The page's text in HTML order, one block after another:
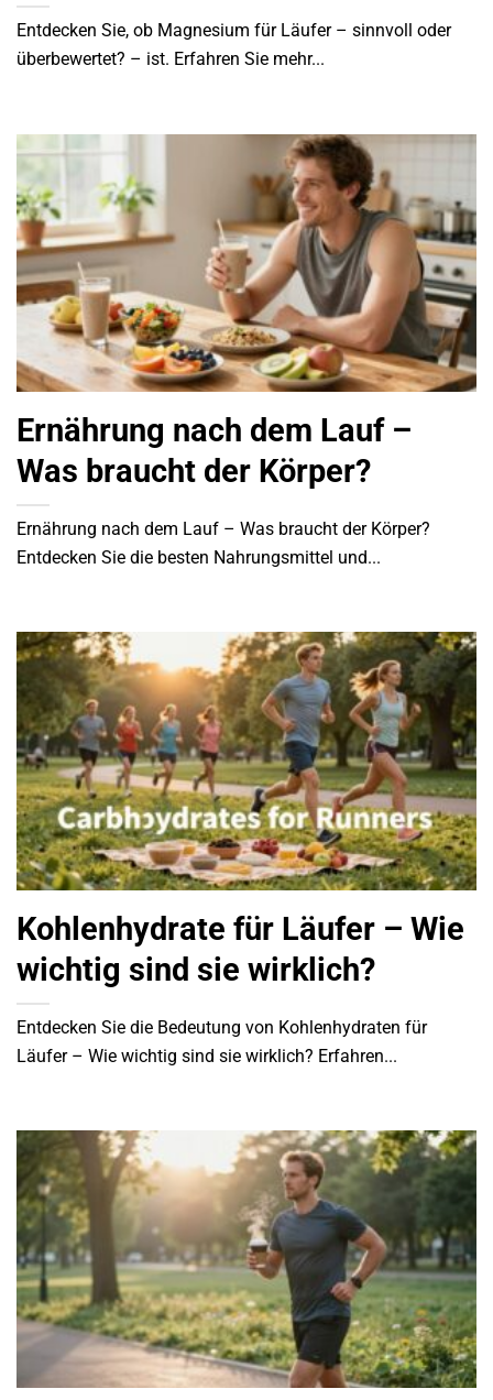
Entdecken Sie, ob Magnesium für Läufer – sinnvoll oder
überbewertet? – ist. Erfahren Sie mehr...
Ernährung nach dem Lauf –
Was braucht der Körper?
Ernährung nach dem Lauf – Was braucht der Körper?
Entdecken Sie die besten Nahrungsmittel und...
Kohlenhydrate für Läufer – Wie
wichtig sind sie wirklich?
Entdecken Sie die Bedeutung von Kohlenhydraten für
Läufer – Wie wichtig sind sie wirklich? Erfahren...